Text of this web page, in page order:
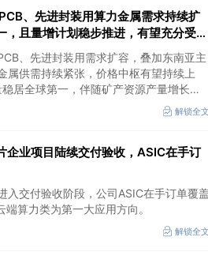
、先进封装用算力金属需求持续扩
且量增计划稳步推进，有望充分受益
、先进封装用需求扩容，叠加东南亚主
属供需持续紧张，价格中枢有望持续上
居全球第一，伴随矿产资源产量增长与
有望进一步提升，同时有望充分受益金属
解锁全文
企业项目陆续交付验收，ASIC在手订
入交付验收阶段，公司ASIC在手订单覆盖
算力类为第一大应用方向。
解锁全文